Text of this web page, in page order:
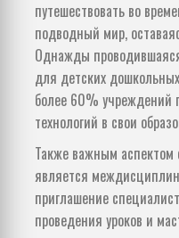
путешествовать во
подводный мир,
Однажды
для детских
более 60% учреждений
технологий в свои
Также важным аспектом
является
приглашение
проведения уроков и